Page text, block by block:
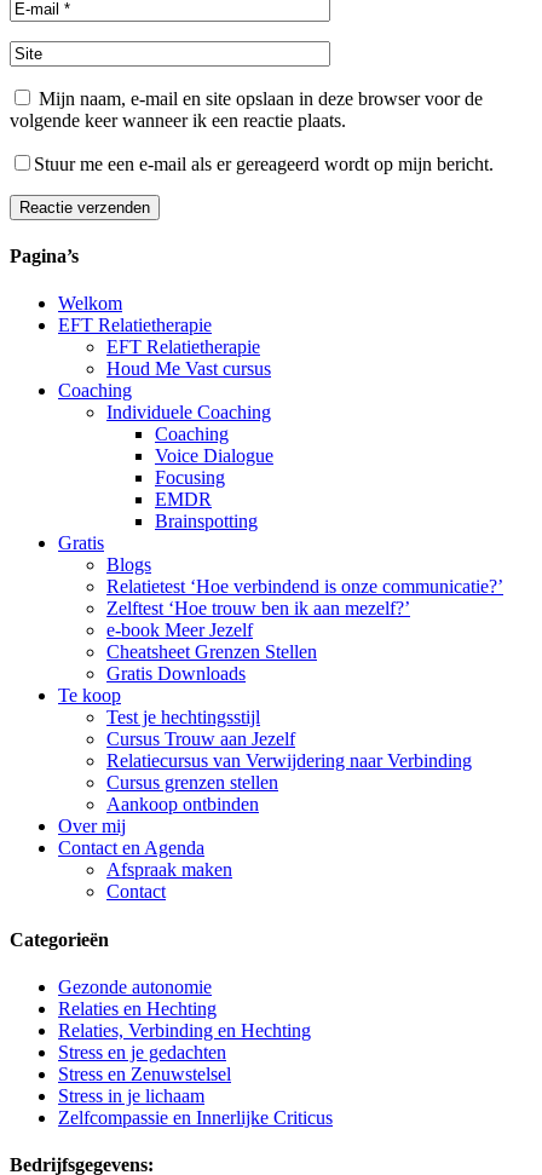
Mijn naam, e-mail en site opslaan in deze browser voor de
volgende keer wanneer ik een reactie plaats.
Stuur me een e-mail als er gereageerd wordt op mijn bericht.
Reactie verzenden
Alternative:
Pagina’s
Welkom
EFT Relatietherapie
EFT Relatietherapie
Houd Me Vast cursus
Coaching
Individuele Coaching
Coaching
Voice Dialogue
Focusing
EMDR
Brainspotting
Gratis
Blogs
Relatietest ‘Hoe verbindend is onze communicatie?’
Zelftest ‘Hoe trouw ben ik aan mezelf?’
e-book Meer Jezelf
Cheatsheet Grenzen Stellen
Gratis Downloads
Te koop
Test je hechtingsstijl
Cursus Trouw aan Jezelf
Relatiecursus van Verwijdering naar Verbinding
Cursus grenzen stellen
Aankoop ontbinden
Over mij
Contact en Agenda
Afspraak maken
Contact
Categorieën
Gezonde autonomie
Relaties en Hechting
Relaties, Verbinding en Hechting
Stress en je gedachten
Stress en Zenuwstelsel
Stress in je lichaam
Zelfcompassie en Innerlijke Criticus
Bedrijfsgegevens: